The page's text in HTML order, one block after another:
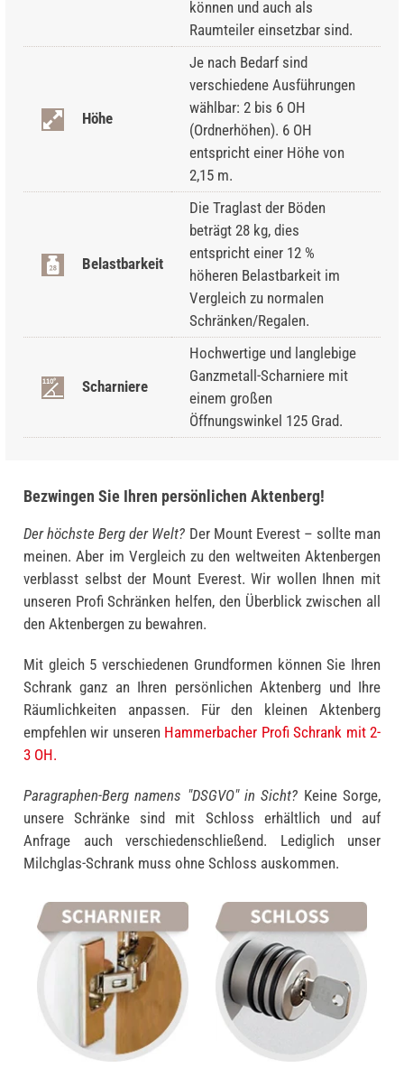
können und auch als
Raumteiler einsetzbar sind.
Höhe
Je nach Bedarf sind
verschiedene Ausführungen
wählbar: 2 bis 6 OH
(Ordnerhöhen). 6 OH
entspricht einer Höhe von
2,15 m.
Belastbarkeit
Die Traglast der Böden
beträgt 28 kg, dies
entspricht einer 12 %
höheren Belastbarkeit im
Vergleich zu normalen
Schränken/Regalen.
Scharniere
Hochwertige und langlebige
Ganzmetall-Scharniere mit
einem großen
Öffnungswinkel 125 Grad.
Bezwingen Sie Ihren persönlichen Aktenberg!
Der höchste Berg der Welt? Der Mount Everest – sollte man
meinen. Aber im Vergleich zu den weltweiten Akten­bergen
verblasst selbst der Mount Everest. Wir wollen Ihnen mit
unseren Profi Schränken helfen, den Überblick zwischen all
den Aktenbergen zu bewahren.
Mit gleich 5 verschiedenen Grundformen können Sie Ihren
Schrank ganz an Ihren persönlichen Aktenberg und Ihre
Räumlichkeiten anpassen. Für den kleinen Aktenberg
empfehlen wir unseren Hammerbacher Profi Schrank mit 2-
3 OH.
Paragraphen-Berg namens "DSGVO" in Sicht? Keine Sorge,
unsere Schränke sind mit Schloss erhältlich und auf
Anfrage auch verschiedenschließend. Lediglich unser
Milchglas-Schrank muss ohne Schloss auskommen.